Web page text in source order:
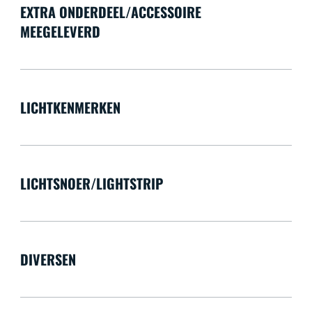
EXTRA ONDERDEEL/ACCESSOIRE
MEEGELEVERD
LICHTKENMERKEN
LICHTSNOER/LIGHTSTRIP
DIVERSEN